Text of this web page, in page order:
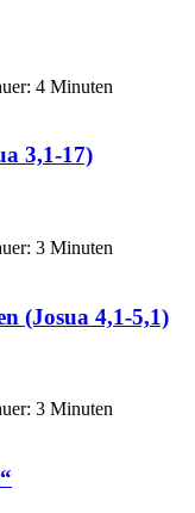
4 Minuten
3,1-17)
3 Minuten
(Josua 4,1-5,1)
3 Minuten